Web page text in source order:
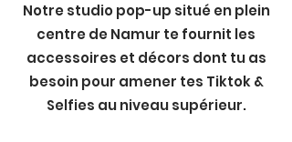
Notre studio pop-up situé en plein
centre de Namur te fournit les
accessoires et décors dont tu as
besoin pour amener tes Tiktok &
Selfies au niveau supérieur.